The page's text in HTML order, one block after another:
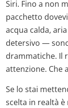
Siri. Fino a non
pacchetto
acqua calda,
detersivo —
drammatiche. Il
attenzione. Che
Se lo stai
scelta in realtà